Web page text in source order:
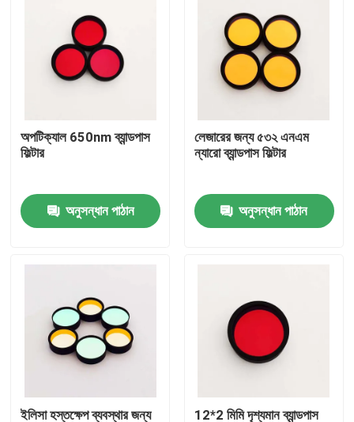
ভিডিও
কারখানা ভ্রমণ
মান নিয়ন্ত্রণ
আমাদের সাথে যোগাযোগ করুন
উদ্ধৃতির জন্য আবেদন
অপটিক্যাল ব্যান্ডপাস ফিল্টার
ফ্লুরোসেন্স ব্যান্ডপাস ফিল্টার
অপটিক্যাল 650nm ব্যান্ডপাস
ফিল্টার
অনুসন্ধান পাঠান
লেজারের জন্য ৫৩২ এনএম
ন্যারো ব্যান্ডপাস ফিল্টার
অনুসন্ধান পাঠান
ইলিসা হস্তক্ষেপ ব্যবস্থার জন্য 12*2 মিমি দৃশ্যমান ব্যান্ডপাস